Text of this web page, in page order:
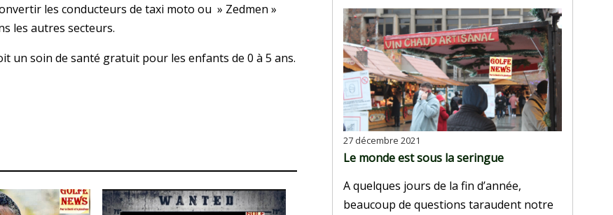
les conducteurs de taxi moto ou » Zedmen »
les autres secteurs.
un soin de santé gratuit pour les enfants de 0 à 5 ans.
27 décembre 2021
Le monde est sous la seringue
A quelques jours de la fin d’année,
beaucoup de questions taraudent notre